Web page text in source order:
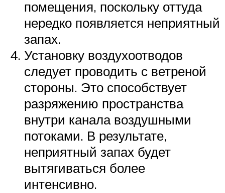
помещения, поскольку оттуда
нередко появляется неприятный
запах.
Установку воздухоотводов
следует проводить с ветреной
стороны. Это способствует
разряжению пространства
внутри канала воздушными
потоками. В результате,
неприятный запах будет
вытягиваться более
интенсивно.